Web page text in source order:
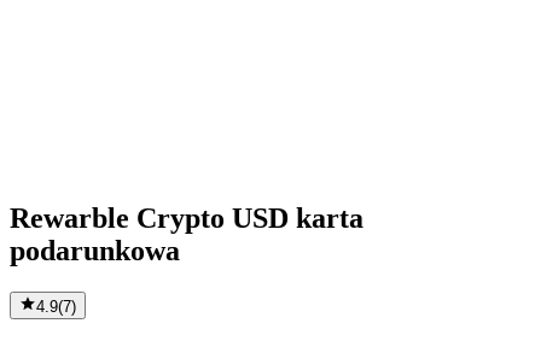
Rewarble Crypto USD karta
podarunkowa
4.9(7)